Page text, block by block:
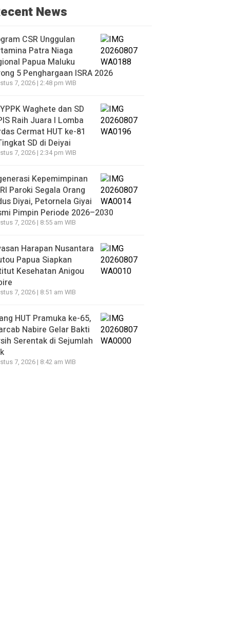
News
CSR Unggulan
Patra Niaga
Papua Maluku
5 Penghargaan ISRA 2026
7, 2026 | 2:48 pm WIB
Waghete dan SD
Raih Juara I Lomba
Cermat HUT ke-81
SD di Deiyai
7, 2026 | 2:34 pm WIB
Kepemimpinan
Paroki Segala Orang
Diyai, Petornela Giyai
Pimpin Periode 2026–2030
7, 2026 | 8:55 am WIB
Harapan Nusantara
Papua Siapkan
Kesehatan Anigou
7, 2026 | 8:51 am WIB
HUT Pramuka ke-65,
Nabire Gelar Bakti
Serentak di Sejumlah
7, 2026 | 8:42 am WIB